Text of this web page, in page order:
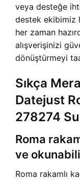
veya desteğe
destek ekibimiz
her zaman
alışverişinizi
dönüştürmeyi
Sıkça
Datejust
278274
Roma
ve
Roma rakamlı